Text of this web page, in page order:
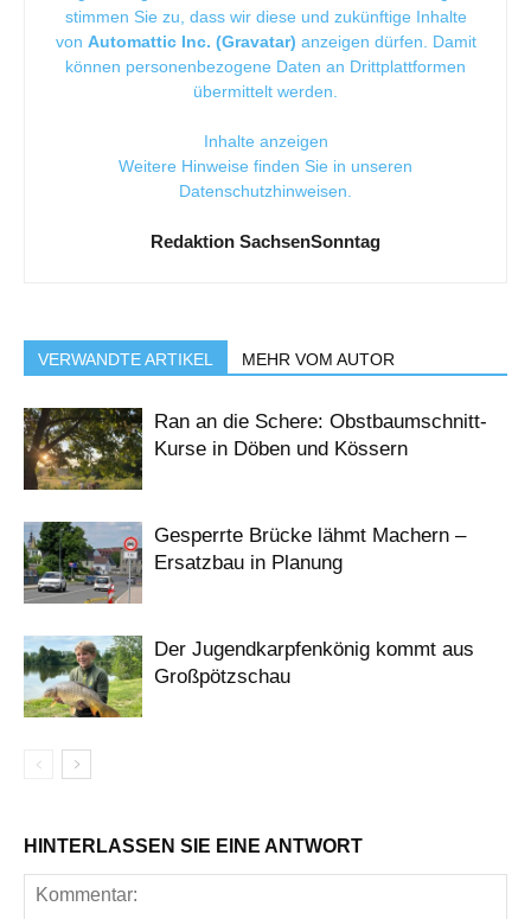
stimmen Sie zu, dass wir diese und zukünftige Inhalte
von Automattic Inc. (Gravatar) anzeigen dürfen. Damit
können personenbezogene Daten an Drittplattformen
übermittelt werden.
Inhalte anzeigen
Weitere Hinweise finden Sie in unseren
Datenschutzhinweisen.
Redaktion SachsenSonntag
VERWANDTE ARTIKEL MEHR VOM AUTOR
Ran an die Schere: Obstbaumschnitt-
Kurse in Döben und Kössern
Gesperrte Brücke lähmt Machern –
Ersatzbau in Planung
Der Jugendkarpfenkönig kommt aus
Großpötzschau
HINTERLASSEN SIE EINE ANTWORT